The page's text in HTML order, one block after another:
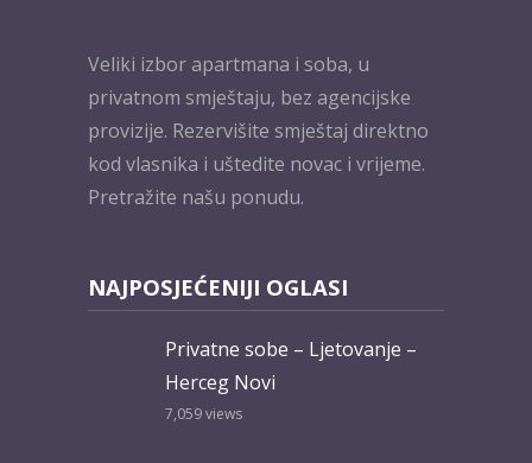
Veliki izbor apartmana i soba, u
privatnom smještaju, bez agencijske
provizije. Rezervišite smještaj direktno
kod vlasnika i uštedite novac i vrijeme.
Pretražite našu ponudu.
NAJPOSJEĆENIJI OGLASI
Privatne sobe – Ljetovanje –
Herceg Novi
7,059views